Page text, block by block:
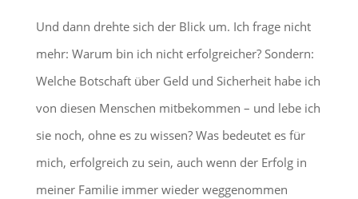
Und dann drehte sich der Blick um. Ich frage nicht
mehr: Warum bin ich nicht erfolgreicher? Sondern:
Welche Botschaft über Geld und Sicherheit habe ich
von diesen Menschen mitbekommen – und lebe ich
sie noch, ohne es zu wissen? Was bedeutet es für
mich, erfolgreich zu sein, auch wenn der Erfolg in
meiner Familie immer wieder weggenommen